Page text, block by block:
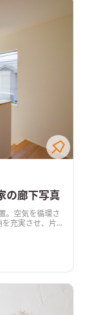
の廊下写真
。空気を循環さ
を充実させ、片
間接照明で温か
と畳スペース
することで座
近くなるので、